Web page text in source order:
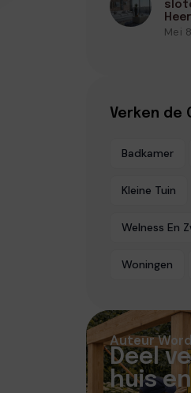
Mei
Verken de
Badkamer
Kleine Tuin
Welness En
Woningen
Auteur
Deel
huis